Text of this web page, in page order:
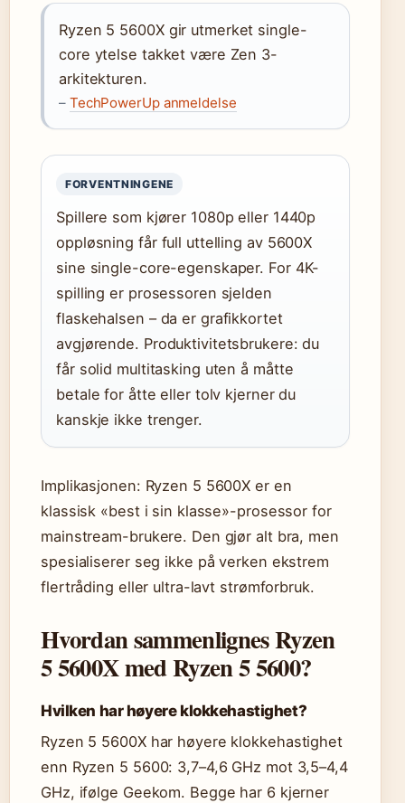
Ryzen 5 5600X gir utmerket single-
core ytelse takket være Zen 3-
arkitekturen.
– TechPowerUp anmeldelse
FORVENTNINGENE
Spillere som kjører 1080p eller 1440p
oppløsning får full uttelling av 5600X
sine single-core-egenskaper. For 4K-
spilling er prosessoren sjelden
flaskehalsen – da er grafikkortet
avgjørende. Produktivitetsbrukere: du
får solid multitasking uten å måtte
betale for åtte eller tolv kjerner du
kanskje ikke trenger.
Implikasjonen: Ryzen 5 5600X er en
klassisk «best i sin klasse»-prosessor for
mainstream-brukere. Den gjør alt bra, men
spesialiserer seg ikke på verken ekstrem
flertråding eller ultra-lavt strømforbruk.
Hvordan sammenlignes Ryzen
5 5600X med Ryzen 5 5600?
Hvilken har høyere klokkehastighet?
Ryzen 5 5600X har høyere klokkehastighet
enn Ryzen 5 5600: 3,7–4,6 GHz mot 3,5–4,4
GHz, ifølge Geekom. Begge har 6 kjerner